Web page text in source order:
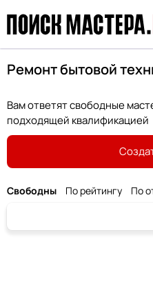
Ремонт бытовой
Вам ответят свободные
подходящей квалификацией
Свободны По рейтингу По